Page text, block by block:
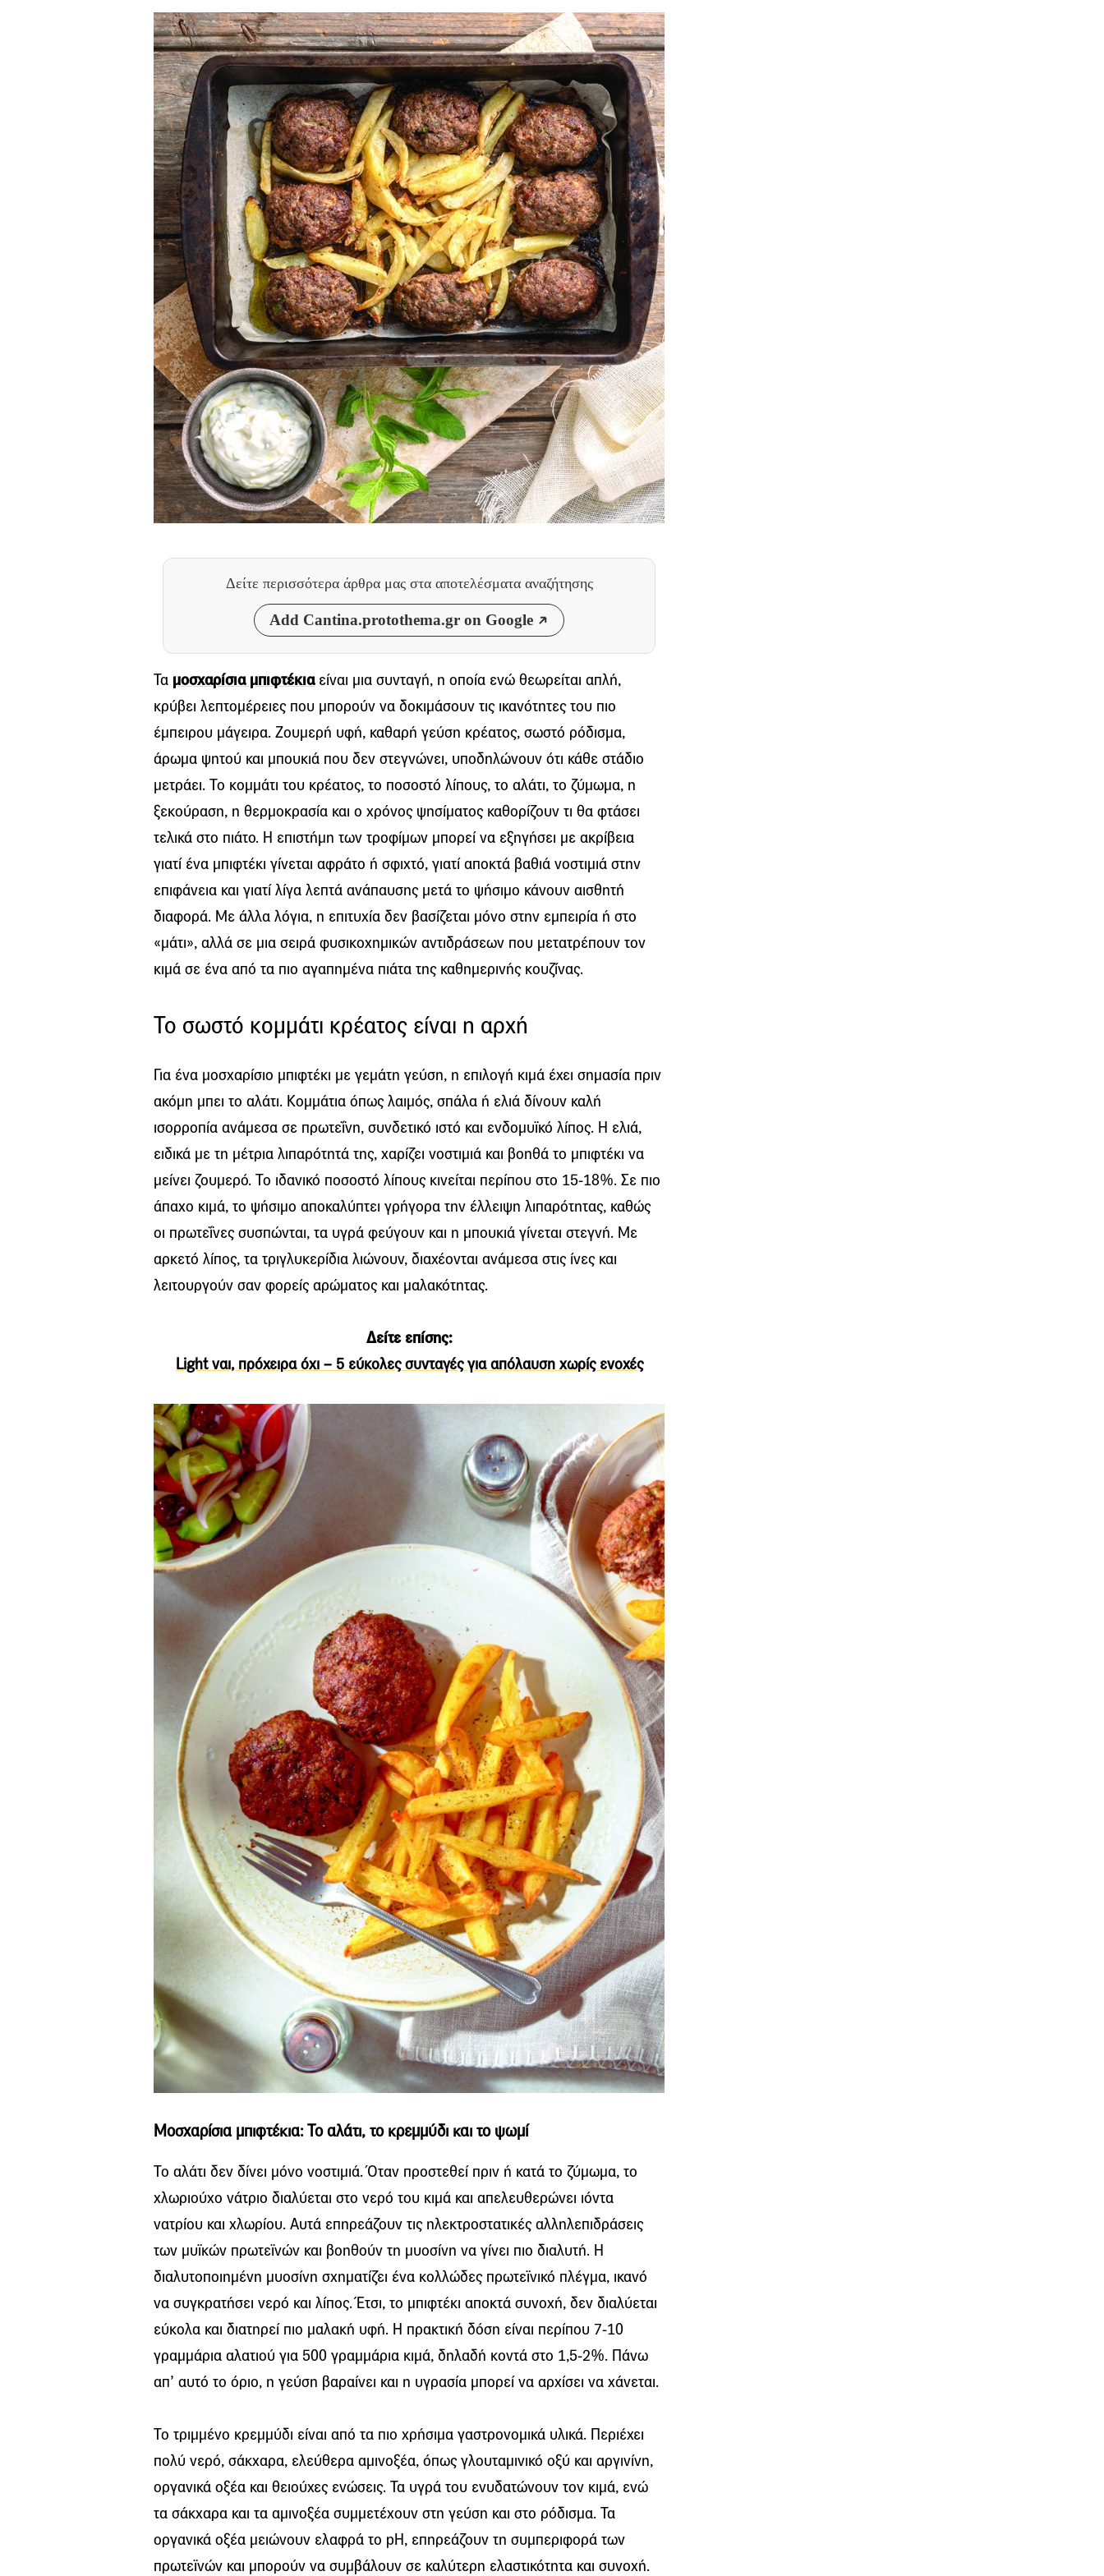
Δείτε περισσότερα άρθρα μας στα αποτελέσματα αναζήτησης
Add Cantina.protothema.gr on Google
Τα μοσχαρίσια μπιφτέκιαείναι μια συνταγή, η οποία ενώ θεωρείται απλή,
κρύβει λεπτομέρειες που μπορούν να δοκιμάσουν τις ικανότητες του πιο
έμπειρου μάγειρα. Ζουμερή υφή, καθαρή γεύση κρέατος, σωστό ρόδισμα,
άρωμα ψητού και μπουκιά που δεν στεγνώνει, υποδηλώνουν ότι κάθε στάδιο
μετράει. Το κομμάτι του κρέατος, το ποσοστό λίπους, το αλάτι, το ζύμωμα, η
ξεκούραση, η θερμοκρασία και ο χρόνος ψησίματος καθορίζουν τι θα φτάσει
τελικά στο πιάτο. Η επιστήμη των τροφίμων μπορεί να εξηγήσει με ακρίβεια
γιατί ένα μπιφτέκι γίνεται αφράτο ή σφιχτό, γιατί αποκτά βαθιά νοστιμιά στην
επιφάνεια και γιατί λίγα λεπτά ανάπαυσης μετά το ψήσιμο κάνουν αισθητή
διαφορά. Με άλλα λόγια, η επιτυχία δεν βασίζεται μόνο στην εμπειρία ή στο
«μάτι», αλλά σε μια σειρά φυσικοχημικών αντιδράσεων που μετατρέπουν τον
κιμά σε ένα από τα πιο αγαπημένα πιάτα της καθημερινής κουζίνας.
Το σωστό κομμάτι κρέατος είναι η αρχή
Για ένα μοσχαρίσιο μπιφτέκι με γεμάτη γεύση, η επιλογή κιμά έχει σημασία πριν
ακόμη μπει το αλάτι. Κομμάτια όπως λαιμός, σπάλα ή ελιά δίνουν καλή
ισορροπία ανάμεσα σε πρωτεΐνη, συνδετικό ιστό και ενδομυϊκό λίπος. Η ελιά,
ειδικά με τη μέτρια λιπαρότητά της, χαρίζει νοστιμιά και βοηθά το μπιφτέκι να
μείνει ζουμερό. Το ιδανικό ποσοστό λίπους κινείται περίπου στο 15-18%. Σε πιο
άπαχο κιμά, το ψήσιμο αποκαλύπτει γρήγορα την έλλειψη λιπαρότητας, καθώς
οι πρωτεΐνες συσπώνται, τα υγρά φεύγουν και η μπουκιά γίνεται στεγνή. Με
αρκετό λίπος, τα τριγλυκερίδια λιώνουν, διαχέονται ανάμεσα στις ίνες και
λειτουργούν σαν φορείς αρώματος και μαλακότητας.
Δείτε επίσης:
Light ναι, πρόχειρα όχι – 5 εύκολες συνταγές για απόλαυση χωρίς ενοχές
Μοσχαρίσια μπιφτέκια:Το αλάτι, το κρεμμύδι και το ψωμί
Το αλάτι δεν δίνει μόνο νοστιμιά. Όταν προστεθεί πριν ή κατά το ζύμωμα, το
χλωριούχο νάτριο διαλύεται στο νερό του κιμά και απελευθερώνει ιόντα
νατρίου και χλωρίου. Αυτά επηρεάζουν τις ηλεκτροστατικές αλληλεπιδράσεις
των μυϊκών πρωτεϊνών και βοηθούν τη μυοσίνη να γίνει πιο διαλυτή. Η
διαλυτοποιημένη μυοσίνη σχηματίζει ένα κολλώδες πρωτεϊνικό πλέγμα, ικανό
να συγκρατήσει νερό και λίπος. Έτσι, το μπιφτέκι αποκτά συνοχή, δεν διαλύεται
εύκολα και διατηρεί πιο μαλακή υφή. Η πρακτική δόση είναι περίπου 7-10
γραμμάρια αλατιού για 500 γραμμάρια κιμά, δηλαδή κοντά στο 1,5-2%. Πάνω
απ’ αυτό το όριο, η γεύση βαραίνει και η υγρασία μπορεί να αρχίσει να χάνεται.
Το τριμμένο κρεμμύδι είναι από τα πιο χρήσιμα γαστρονομικά υλικά. Περιέχει
πολύ νερό, σάκχαρα, ελεύθερα αμινοξέα, όπως γλουταμινικό οξύ και αργινίνη,
οργανικά οξέα και θειούχες ενώσεις. Τα υγρά του ενυδατώνουν τον κιμά, ενώ
τα σάκχαρα και τα αμινοξέα συμμετέχουν στη γεύση και στο ρόδισμα. Τα
οργανικά οξέα μειώνουν ελαφρά το pH, επηρεάζουν τη συμπεριφορά των
πρωτεϊνών και μπορούν να συμβάλουν σε καλύτερη ελαστικότητα και συνοχή.